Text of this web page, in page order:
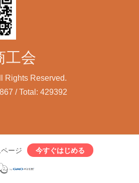
工会
Rights Reserved.
/ Total: 429392
ージ 今すぐはじめる